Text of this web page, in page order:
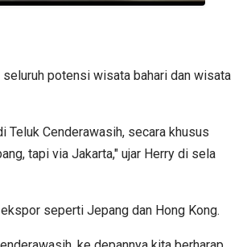
potensi wisata bahari dan wisata
Teluk Cenderawasih, secara khusus
tapi via Jakarta," ujar Herry di sela
seperti Jepang dan Hong Kong.